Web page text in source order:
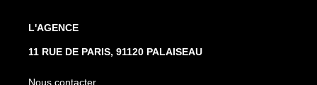
L'AGENCE
11 RUE DE PARIS, 91120 PALAISEAU
Nous contacter